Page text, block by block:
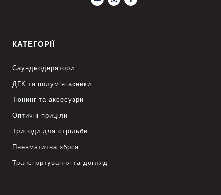
КАТЕГОРІЇ
Саундмодератори
ДГК та полум’ягасники
Тюнинг та аксесуари
Оптичні приціли
Триподи для стрільби
Пневматична зброя
Транспортування та догляд